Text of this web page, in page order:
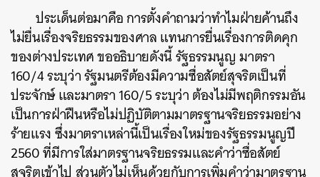
ประเด็นต่อมาคือ การตั้งคำถามว่าทำไมฝ่ายค้านถึง
ไม่ยื่นเรื่องจริยธรรมของศาล แทนการยื่นเรื่องการติดคุก
ของต่างประเทศ ขออธิบายดังนี้ รัฐธรรมนูญ มาตรา
160/4 ระบุว่า รัฐมนตรีต้องมีความซื่อสัตย์สุจริตเป็นที่
ประจักษ์ และมาตรา 160/5 ระบุว่า ต้องไม่มีพฤติกรรมอัน
เป็นการฝ่าฝืนหรือไม่ปฏิบัติตามมาตรฐานจริยธรรมอย่าง
ร้ายแรง ซึ่งมาตราเหล่านี้เป็นเรื่องใหม่ของรัฐธรรมนูญปี
2560 ที่มีการใส่มาตรฐานจริยธรรมและคำว่าซื่อสัตย์